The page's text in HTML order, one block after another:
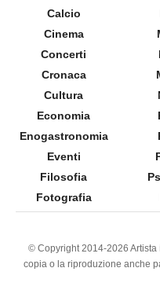
Calcio
Cinema
Concerti
Cronaca
Cultura
Economia
Enogastronomia
Eventi
Filosofia
Fotografia
© Copyright 2014-2026 Artista
copia o la riproduzione anche